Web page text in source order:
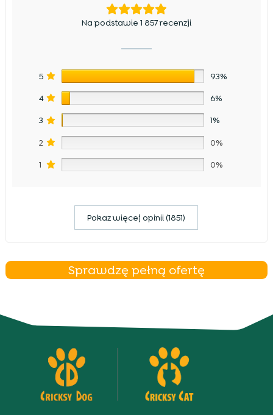
Na podstawie 1 857 recenzji
5 93%
4 6%
3 1%
2 0%
1 0%
Pokaz więcej opinii (1851)
Sprawdzę pełną ofertę